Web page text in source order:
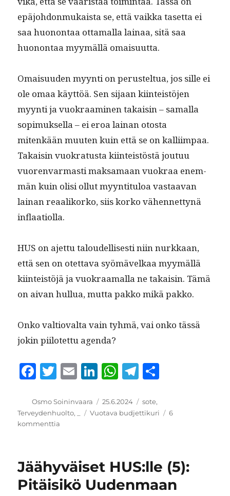
epäjo­hdon­mukaista se, että vaik­ka taset­ta ei
saa huonon­taa otta­mal­la lainaa, sitä saa
huonon­taa myymäl­lä omaisuutta.
Omaisu­u­den myyn­ti on perustel­tua, jos sille ei
ole omaa käyt­töä. Sen sijaan kiin­teistö­jen
myyn­ti ja vuokraami­nen takaisin – samal­la
sopimuk­sel­la – ei eroa lainan oto­s­ta
mitenkään muuten kuin että se on kalli­im­paa.
Takaisin vuokra­tus­ta kiin­teistöstä joutuu
vuoren­var­masti mak­samaan vuokraa enem­
män kuin olisi ollut myyn­ti­t­u­loa vas­taa­van
lainan reaa­liko­rko, siis korko vähen­net­tynä
inflaatiolla.
HUS on ajet­tu taloudel­lis­es­ti niin nurkkaan,
että sen on otet­ta­va syömävelkaa myymäl­lä
kiin­teistöjä ja vuokraa­mal­la ne takaisin. Tämä
on aivan hul­lua, mut­ta pakko mikä pakko.
Onko val­tio­val­ta vain tyh­mä, vai onko tässä
jokin piilotet­tu agenda?
F
c
e
o
k
T
it
te
E
ai
l
Li
k
e
n
W
at
s
p
T
e
g
m
a
re
Kirjoittaja
Osmo Soininvaara Julkaistu
25.6.2024 Kategoriat
sote,
Terveydenhuolto, Avainsanat
Vuotava budjettikuri
6
kommenttia
Omaisuuden
myynti
Jäähyväiset HUS:lle (5):
Pitäisikö Uudenmaan